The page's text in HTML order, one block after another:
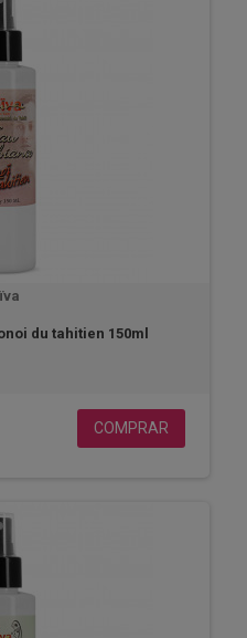
du tahitien 150ml
COMPRAR